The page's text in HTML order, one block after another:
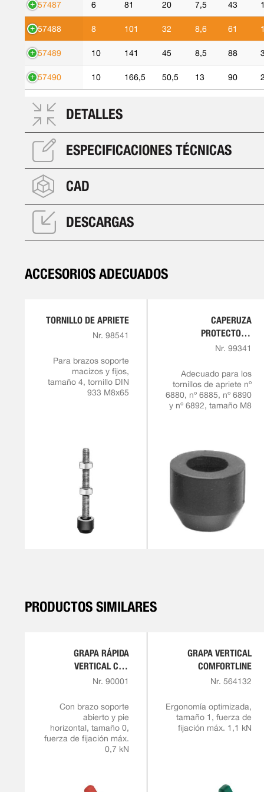
557487 6 81 20 7,5 43
557488 8 101 32 8,6 61
557489 10 141 45 8,5 88
557490 10 166,5 50,5 13 90
DETALLES
ESPECIFICACIONES TÉCNICAS
CAD
DESCARGAS
ACCESORIOS ADECUADOS
TORNILLO DE APRIETE
Nr. 98541
Para brazos soporte
macizos y fijos,
tamaño 4, tornillo DIN
933 M8x65
CAPERUZA
PROTECTORA
FABRICADA DE GOMA
ACEITE
Nr. 99341
Adecuado para los
tornillos de apriete nº
6880, nº 6885, nº 6890
y nº 6892, tamaño M8
PRODUCTOS SIMILARES
GRAPA RÁPIDA
VERTICAL CON
EMPUÑADURA ROJA
Nr. 90001
Con brazo soporte
abierto y pie
horizontal, tamaño 0,
fuerza de fijación máx.
0,7 kN
GRAPA VERTICAL
COMFORTLINE
Nr. 564132
Ergonomía optimizada,
tamaño 1, fuerza de
fijación máx. 1,1 kN